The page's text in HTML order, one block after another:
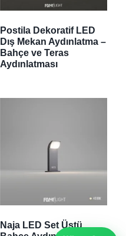
Postila Dekoratif LED
Dış Mekan Aydınlatma –
Bahçe ve Teras
Aydınlatması
Naja LED Set Üstü